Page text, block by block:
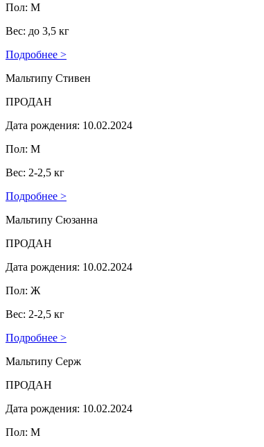
Пол: М
Вес: до 3,5 кг
Подробнее >
Мальтипу Стивен
ПРОДАН
Дата рождения: 10.02.2024
Пол: М
Вес: 2-2,5 кг
Подробнее >
Мальтипу Сюзанна
ПРОДАН
Дата рождения: 10.02.2024
Пол: Ж
Вес: 2-2,5 кг
Подробнее >
Мальтипу Серж
ПРОДАН
Дата рождения: 10.02.2024
Пол: М